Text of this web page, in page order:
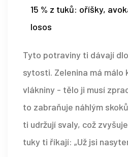
15 % z tuků: oříšky,
losos
Tyto potraviny ti dávají
sytosti. Zelenina má málo
vlákniny - tělo ji musí
to zabraňuje náhlým
ti udržují svaly, což
tuky ti říkají: „Už jsi